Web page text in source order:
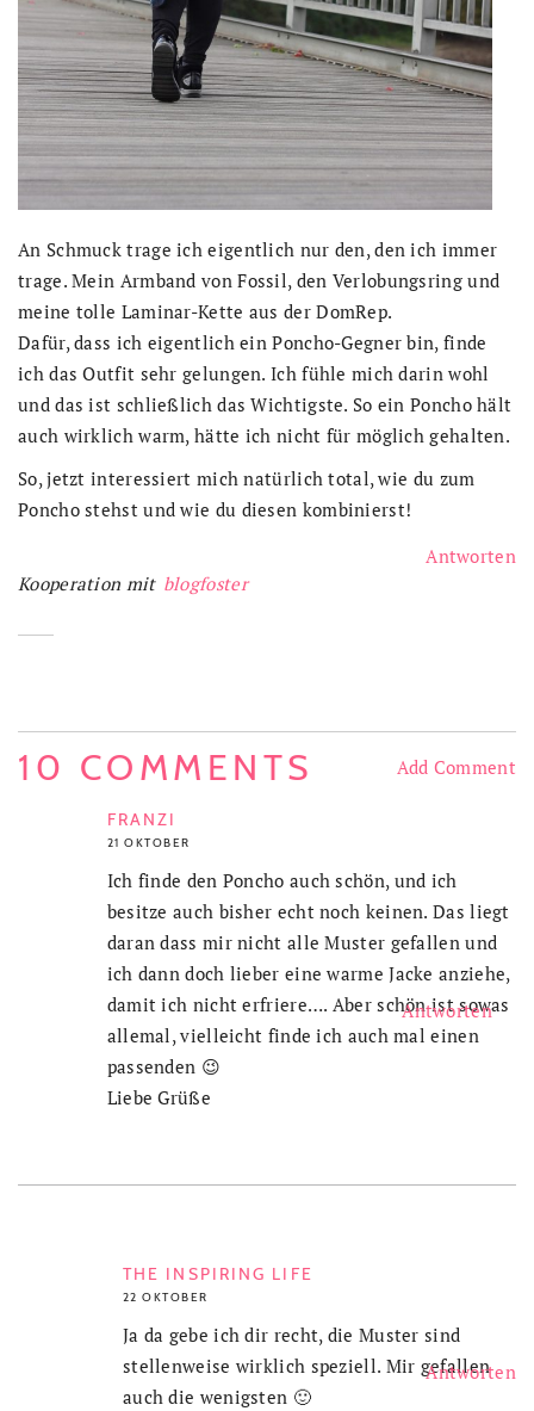
An Schmuck trage ich eigentlich nur den, den ich immer
trage. Mein Armband von Fossil, den Verlobungsring und
meine tolle Laminar-Kette aus der DomRep.
Dafür, dass ich eigentlich ein Poncho-Gegner bin, finde
ich das Outfit sehr gelungen. Ich fühle mich darin wohl
und das ist schließlich das Wichtigste. So ein Poncho hält
auch wirklich warm, hätte ich nicht für möglich gehalten.
So, jetzt interessiert mich natürlich total, wie du zum
Poncho stehst und wie du diesen kombinierst!
Kooperation mit blogfoster
10 COMMENTS Add Comment
FRANZI
21 OKTOBER
Antworten
Ich finde den Poncho auch schön, und ich
besitze auch bisher echt noch keinen. Das liegt
daran dass mir nicht alle Muster gefallen und
ich dann doch lieber eine warme Jacke anziehe,
damit ich nicht erfriere…. Aber schön ist sowas
allemal, vielleicht finde ich auch mal einen
passenden 😉
Liebe Grüße
THE INSPIRING LIFE
22 OKTOBER
Antworten
Ja da gebe ich dir recht, die Muster sind
stellenweise wirklich speziell. Mir gefallen
auch die wenigsten 🙂
Antworten